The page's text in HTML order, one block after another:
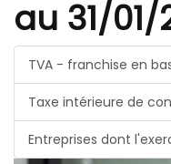
au 31/01/
TVA - franchise en
Taxe intérieure de
Entreprises dont